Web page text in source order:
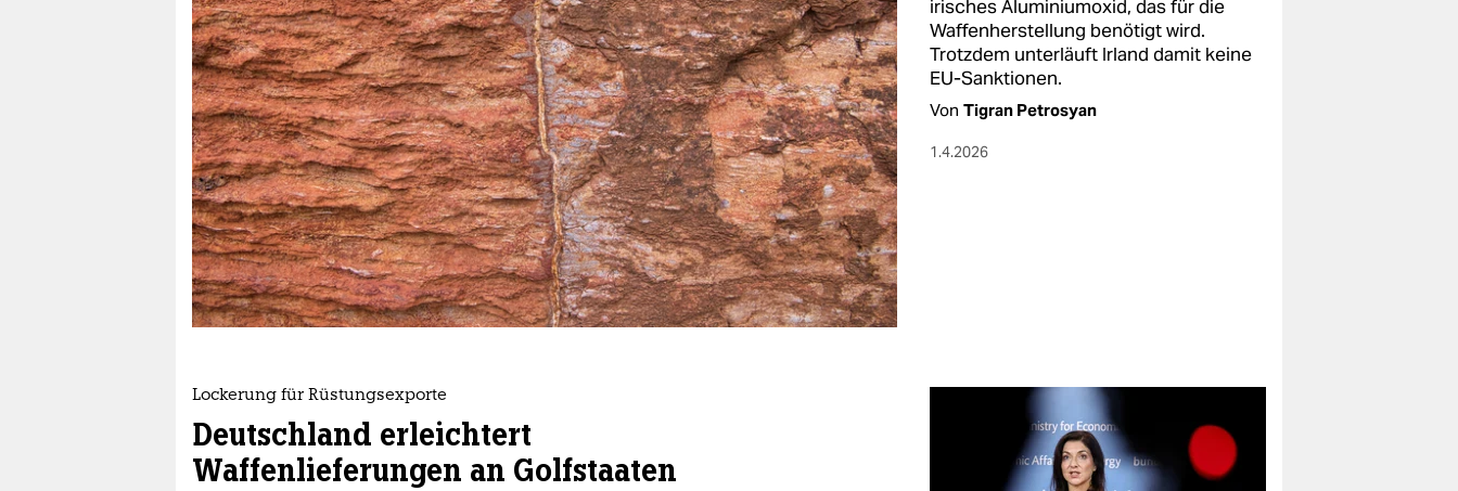
nord
wahrheit
verlag
verlag
veranstaltungen
shop
fragen & hilfe
abo
genossenschaft
irisches Aluminiumoxid, das für die
Waffenherstellung benötigt wird.
Trotzdem unterläuft Irland damit keine
EU-Sanktionen.
Von Tigran Petrosyan
1.4.2026
Lockerung für Rüstungsexporte
Deutschland erleichtert
Waffenlieferungen an Golfstaaten